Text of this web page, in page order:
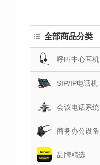
全部商品分类
呼叫中心耳机
SIP/IP电话机
会议电话系统
商务办公设备
品牌精选